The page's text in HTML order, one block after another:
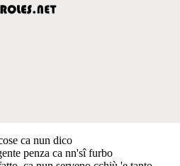
ca nun dico
penza ca nn'sî furbo